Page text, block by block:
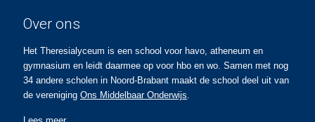
Over ons
Het Theresialyceum is een school voor havo, atheneum en
gymnasium en leidt daarmee op voor hbo en wo. Samen met nog
34 andere scholen in Noord-Brabant maakt de school deel uit van
de vereniging Ons Middelbaar Onderwijs